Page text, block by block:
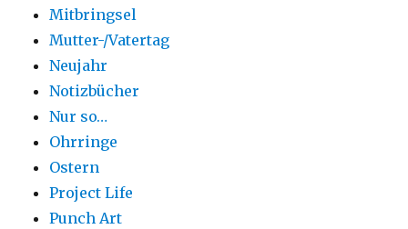
Mitbringsel
Mutter-/Vatertag
Neujahr
Notizbücher
Nur so…
Ohrringe
Ostern
Project Life
Punch Art